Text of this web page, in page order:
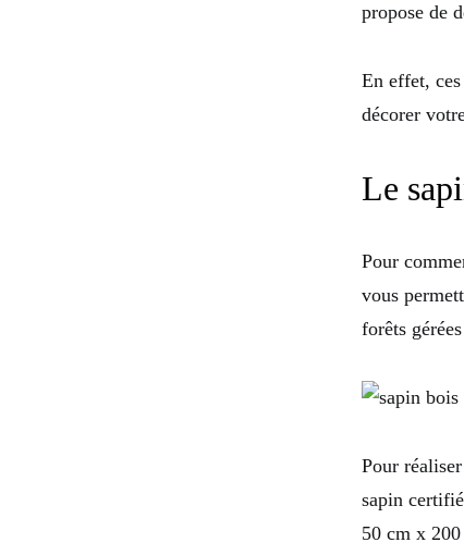
propose de
En effet,
décorer
Le
Pour
vous
forêts
Pour
sapin
50 cm x